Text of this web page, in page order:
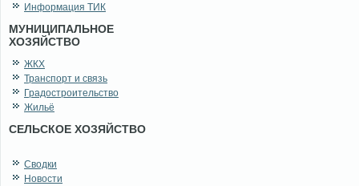
Информация ТИК
МУНИЦИПАЛЬНОЕ
ХОЗЯЙСТВО
ЖКХ
Транспорт и связь
Градостроительство
Жильё
СЕЛЬСКОЕ ХОЗЯЙСТВО
Сводки
Новости